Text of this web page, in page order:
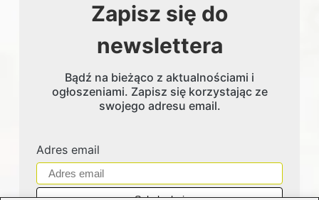
Zapisz się do
newslettera
Bądź na bieżąco z aktualnościami i
ogłoszeniami. Zapisz się korzystając ze
swojego adresu email.
Adres email